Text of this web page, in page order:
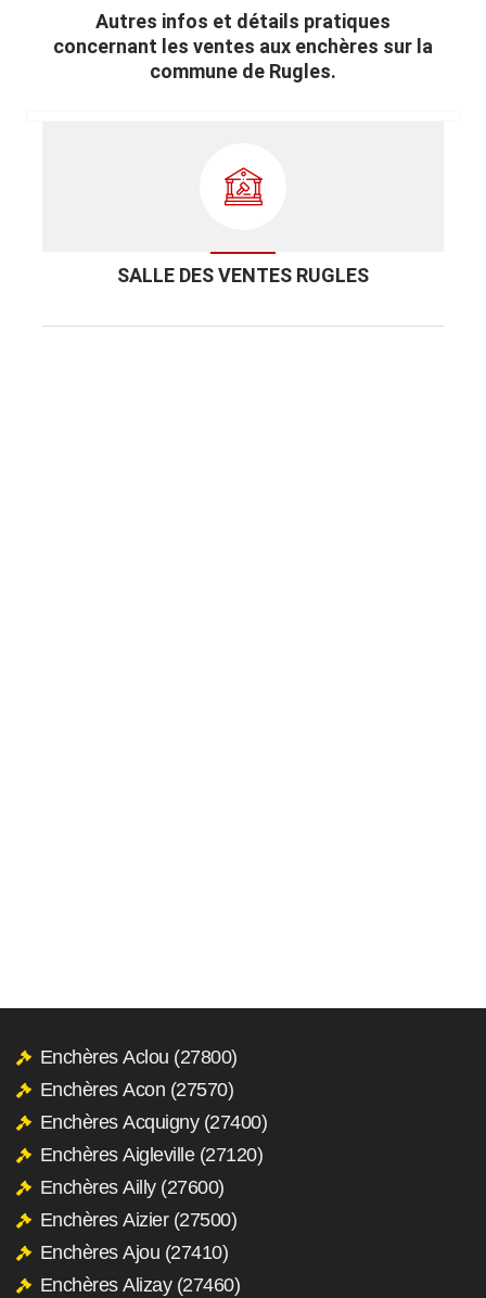
Autres infos et détails pratiques
concernant les ventes aux enchères sur la
commune de Rugles.
SALLE DES VENTES RUGLES
Enchères Aclou (27800)
Enchères Acon (27570)
Enchères Acquigny (27400)
Enchères Aigleville (27120)
Enchères Ailly (27600)
Enchères Aizier (27500)
Enchères Ajou (27410)
Enchères Alizay (27460)